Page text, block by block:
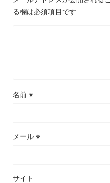
る欄は必須項目です
名前 ※
メール ※
サイト